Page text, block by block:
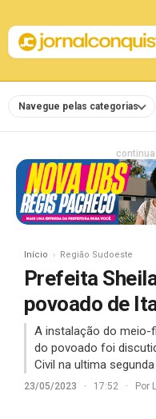
Navegue pelas categorias
Início Região Sudoeste
Prefeita
povoado de
A instalação do meio-
do povoado foi
Civil na ultima segunda
23/05/2023 · 17:52 · Por